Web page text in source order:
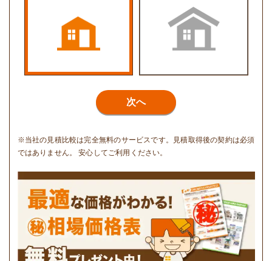
次へ
※当社の見積比較は完全無料のサービスです。見積取得後の契約は必須
ではありません。 安心してご利用ください。